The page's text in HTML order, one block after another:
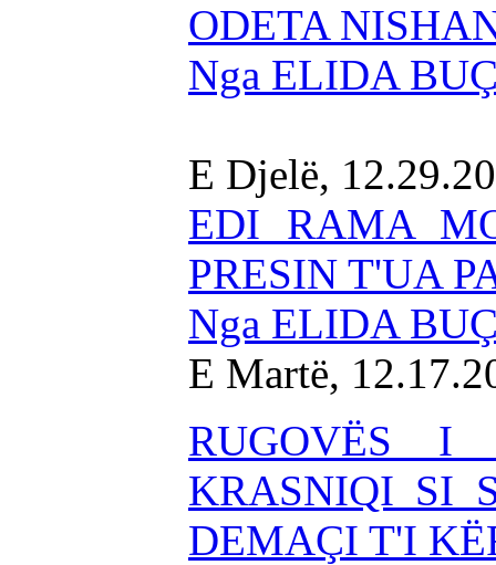
ODETA
Nga ELIDA
E Djelë,
EDI RAMA
PRESIN T'UA
Nga ELIDA
E Martë,
RUGOVËS
KRASNIQI SI
DEMAÇI T'I